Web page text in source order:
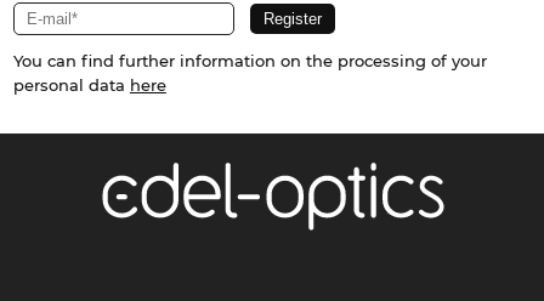
You can find further information on the processing of your
personal data here